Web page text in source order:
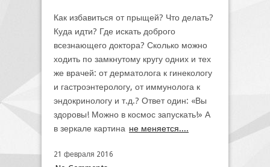
Как избавиться от прыщей? Что делать?
Куда идти? Где искать доброго
всезнающего доктора? Сколько можно
ходить по замкнутому кругу одних и тех
же врачей: от дерматолога к гинекологу
и гастроэнтерологу, от иммунолога к
эндокринологу и т.д.? Ответ один: «Вы
здоровы! Можно в космос запускать!» А
в зеркале картина не меняется....
21 февраля 2016